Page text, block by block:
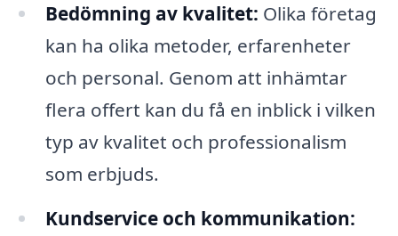
Bedömning av kvalitet: Olika företag
kan ha olika metoder, erfarenheter
och personal. Genom att inhämtar
flera offert kan du få en inblick i vilken
typ av kvalitet och professionalism
som erbjuds.
Kundservice och kommunikation: